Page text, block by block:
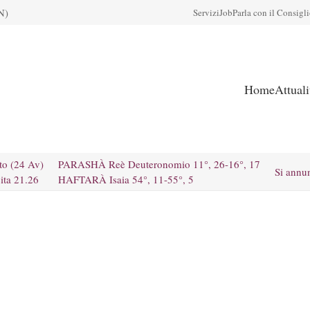
ServiziJobParla con il
Home
(24 Av)
21.26
PARASHÀ Reè Deuteronomio 11°, 26-16°, 17
HAFTARÀ Isaia 54°, 11-55°, 5
Si